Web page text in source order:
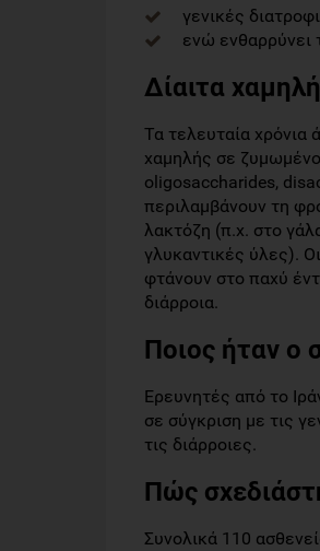
γενικές
ενώ ενθαρρύνει
Δίαιτα
Τα τελευταία χρόνια
χαμηλής σε
oligosaccharides,
περιλαμβάνουν τη
λακτόζη (π.χ. στο
γλυκαντικές ύλες).
φτάνουν στο παχύ
διάρροια.
Ποιος ήταν ο
Ερευνητές από το
σε σύγκριση με τις
τις διάρροιες.
Πώς
Συνολικά 110